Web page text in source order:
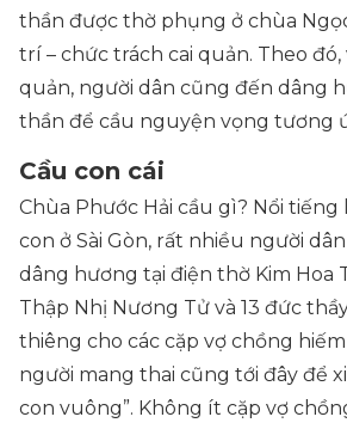
thần được thờ phụng ở chùa
trí – chức trách cai quản. Theo đó,
quản, người dân cũng đến dâng
thần để cầu nguyện vọng tương
Cầu con cái
Chùa Phước Hải cầu gì? Nổi tiếng
con ở Sài Gòn, rất nhiều người
dâng hương tại điện thờ Kim Hoa
Thập Nhị Nương Tử và 13 đức
thiêng cho các cặp vợ chồng
người mang thai cũng tới đây để
con vuông”. Không ít cặp vợ